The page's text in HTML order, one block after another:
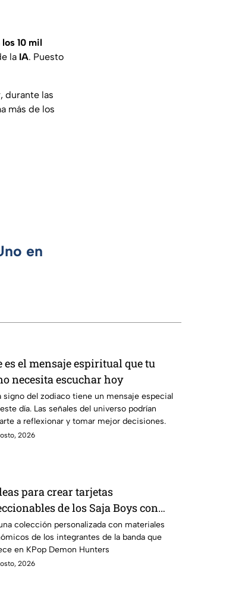
10 mil
la IA. Puesto
durante las
más de los
en
es el mensaje espiritual que tu
necesita escuchar hoy
signo del zodiaco tiene un mensaje especial
día. Las señales del universo podrían
a reflexionar y tomar mejor decisiones.
2026
para crear tarjetas
de los Saja Boys con
colección personalizada con materiales
de los integrantes de la banda que
en KPop Demon Hunters
2026